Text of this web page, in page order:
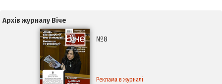
Архів журналу Віче
№8
Реклама в журналі